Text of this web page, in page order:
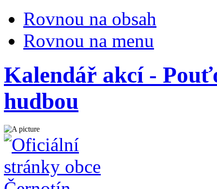
Rovnou na obsah
Rovnou na menu
Kalendář akcí -
hudbou